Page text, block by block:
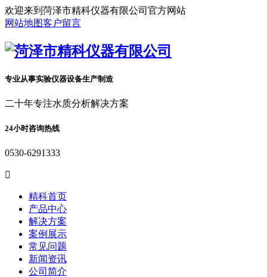
欢迎来到菏泽市精科仪器有限公司官方网站
网站地图客户留言
专业从事实验仪器设备生产制造
二十年专注水质分析解决方案
24小时咨询热线
0530-6291333

精科首页
产品中心
解决方案
案例展示
常见问题
新闻资讯
公司简介